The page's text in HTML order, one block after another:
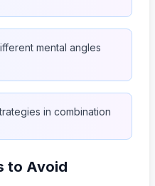
mental angles
in combination
to Avoid